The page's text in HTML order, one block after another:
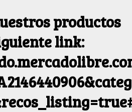
productos
link: